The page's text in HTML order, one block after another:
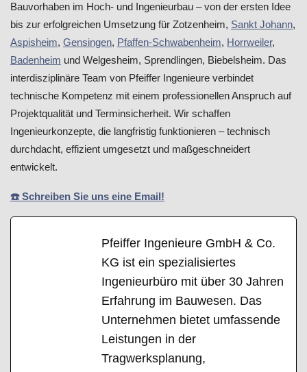
Bauvorhaben im Hoch- und Ingenieurbau – von der ersten Idee
bis zur erfolgreichen Umsetzung für Zotzenheim, Sankt Johann,
Aspisheim, Gensingen, Pfaffen-Schwabenheim, Horrweiler,
Badenheim und Welgesheim, Sprendlingen, Biebelsheim. Das
interdisziplinäre Team von Pfeiffer Ingenieure verbindet
technische Kompetenz mit einem professionellen Anspruch auf
Projektqualität und Terminsicherheit. Wir schaffen
Ingenieurkonzepte, die langfristig funktionieren – technisch
durchdacht, effizient umgesetzt und maßgeschneidert
entwickelt.
☎️ Schreiben Sie uns eine Email!
Pfeiffer Ingenieure GmbH & Co.
KG ist ein spezialisiertes
Ingenieurbüro mit über 30 Jahren
Erfahrung im Bauwesen. Das
Unternehmen bietet umfassende
Leistungen in der
Tragwerksplanung,